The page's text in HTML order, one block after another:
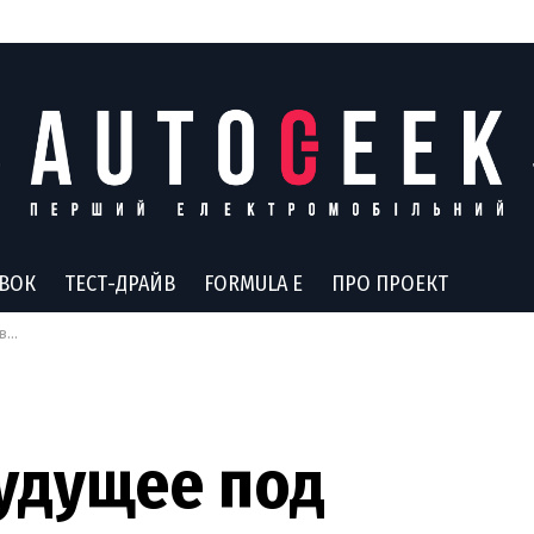
ТЕСТ-ДРАЙВ FORMULA E ПРО ПРОЕКТ
под